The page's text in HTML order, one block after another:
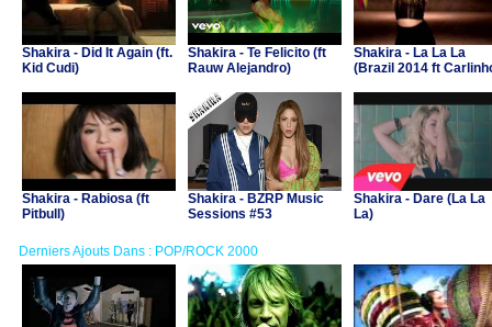
Shakira - Did It Again (ft.
Kid Cudi)
Shakira - Te Felicito (ft
Rauw Alejandro)
Shakira - La La La
(Brazil 2014 ft
Shakira - Rabiosa (ft
Pitbull)
Shakira - BZRP Music
Sessions #53
Shakira - Dare (La La
La)
Derniers Ajouts Dans : POP/ROCK 2000